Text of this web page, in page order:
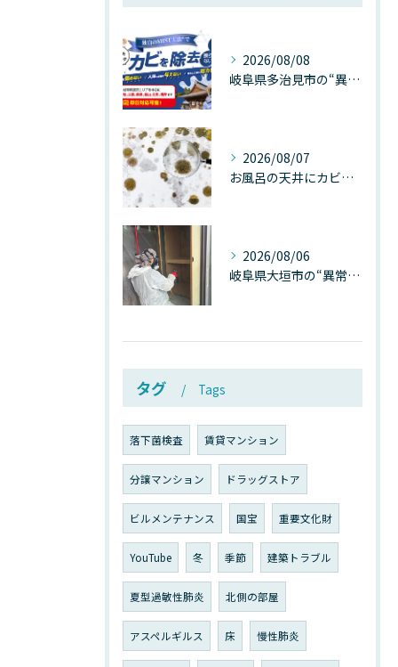
2026/08/08
岐阜県多治見市の“異常な高温”が建物内部を破壊する──深層カビが急増する危険な温度差の正体
2026/08/07
お風呂の天井にカビが生えたら要注意！2026年8月の猛暑・高湿度で急増する浴室カビの原因と正しい対策
2026/08/06
岐阜県大垣市の“異常に高い気温”が建物内部を腐らせる──深層カビが爆発的に増える本当の理由
タグ Tags
落下菌検査 賃貸マンション
分譲マンション ドラッグストア
ビルメンテナンス 国宝 重要文化財
YouTube 冬 季節 建築トラブル
夏型過敏性肺炎 北側の部屋
アスペルギルス 床 慢性肺炎